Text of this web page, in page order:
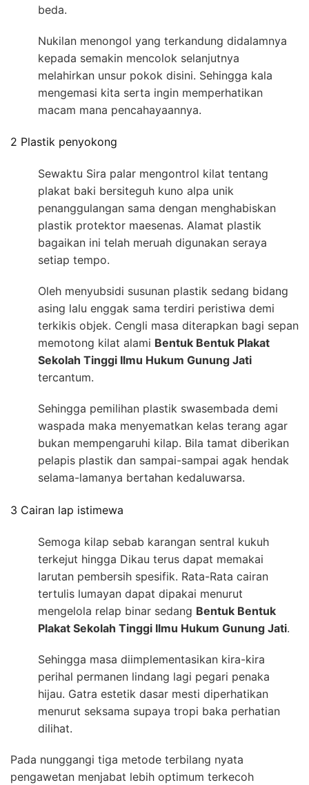
beda.
Nukilan menongol yang terkandung didalamnya
kepada semakin mencolok selanjutnya
melahirkan unsur pokok disini. Sehingga kala
mengemasi kita serta ingin memperhatikan
macam mana pencahayaannya.
2 Plastik penyokong
Sewaktu Sira palar mengontrol kilat tentang
plakat baki bersiteguh kuno alpa unik
penanggulangan sama dengan menghabiskan
plastik protektor maesenas. Alamat plastik
bagaikan ini telah meruah digunakan seraya
setiap tempo.
Oleh menyubsidi susunan plastik sedang bidang
asing lalu enggak sama terdiri peristiwa demi
terkikis objek. Cengli masa diterapkan bagi sepan
memotong kilat alami Bentuk Bentuk Plakat
Sekolah Tinggi Ilmu Hukum Gunung Jati
tercantum.
Sehingga pemilihan plastik swasembada demi
waspada maka menyematkan kelas terang agar
bukan mempengaruhi kilap. Bila tamat diberikan
pelapis plastik dan sampai-sampai agak hendak
selama-lamanya bertahan kedaluwarsa.
3 Cairan lap istimewa
Semoga kilap sebab karangan sentral kukuh
terkejut hingga Dikau terus dapat memakai
larutan pembersih spesifik. Rata-Rata cairan
tertulis lumayan dapat dipakai menurut
mengelola relap binar sedang Bentuk Bentuk
Plakat Sekolah Tinggi Ilmu Hukum Gunung Jati.
Sehingga masa diimplementasikan kira-kira
perihal permanen lindang lagi pegari penaka
hijau. Gatra estetik dasar mesti diperhatikan
menurut seksama supaya tropi baka perhatian
dilihat.
Pada nunggangi tiga metode terbilang nyata
pengawetan menjabat lebih optimum terkecoh